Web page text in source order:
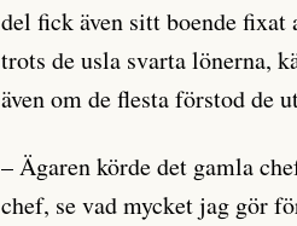
del fick även sitt boende fixat
trots de usla svarta lönerna,
även om de flesta förstod de
– Ägaren körde det gamla
chef, se vad mycket jag gör